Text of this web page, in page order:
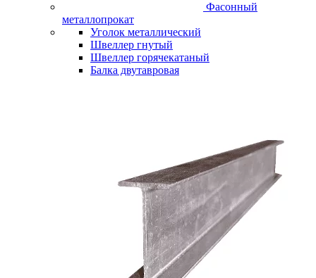
Фасонный
металлопрокат
Уголок металлический
Швеллер гнутый
Швеллер горячекатаный
Балка двутавровая